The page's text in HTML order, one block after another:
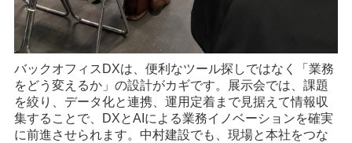
バックオフィスDXは、便利なツール探しではなく「業務
をどう変えるか」の設計がカギです。展示会では、課題
を絞り、データ化と連携、運用定着まで見据えて情報収
集することで、DXとAIによる業務イノベーションを確実
に前進させられます。中村建設でも、現場と本社をつな